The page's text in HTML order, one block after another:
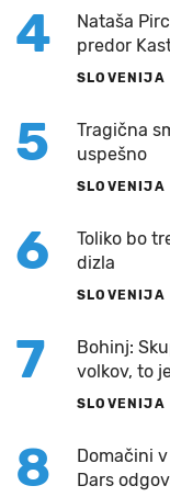
4
Nataša
predor
SLOVENIJA
5
Tragična
uspešno
SLOVENIJA
6
Toliko bo
dizla
SLOVENIJA
7
Bohinj:
volkov, to
SLOVENIJA
8
Domačini
Dars